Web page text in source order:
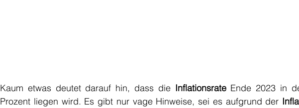
Kaum etwas deutet darauf hin, dass die Inflationsrate Ende 2023 in
Prozent liegen wird. Es gibt nur vage Hinweise, sei es aufgrund der